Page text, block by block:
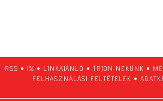
RSS • 1% • LINKAJÁNLÓ • ÍRJON NEKÜNK •
FELHASZNÁLÁSI FELTÉTELEK •